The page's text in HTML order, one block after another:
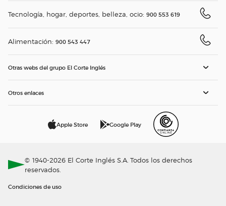
Tecnología, hogar, deportes, belleza, ocio: 900 553 619
Alimentación: 900 543 447
Otras webs del grupo El Corte Inglés
Otros enlaces
Apple Store Google Play
© 1940-2026 El Corte Inglés S.A. Todos los derechos
reservados.
Condiciones de uso